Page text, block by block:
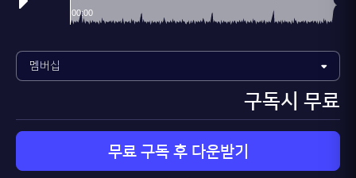
구독시 무료
무료 구독 후 다운받기